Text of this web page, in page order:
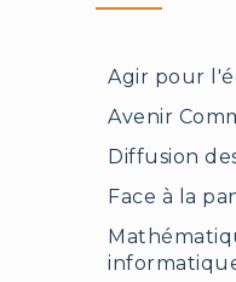
Agir pour
Avenir
Diffusion
Face à la